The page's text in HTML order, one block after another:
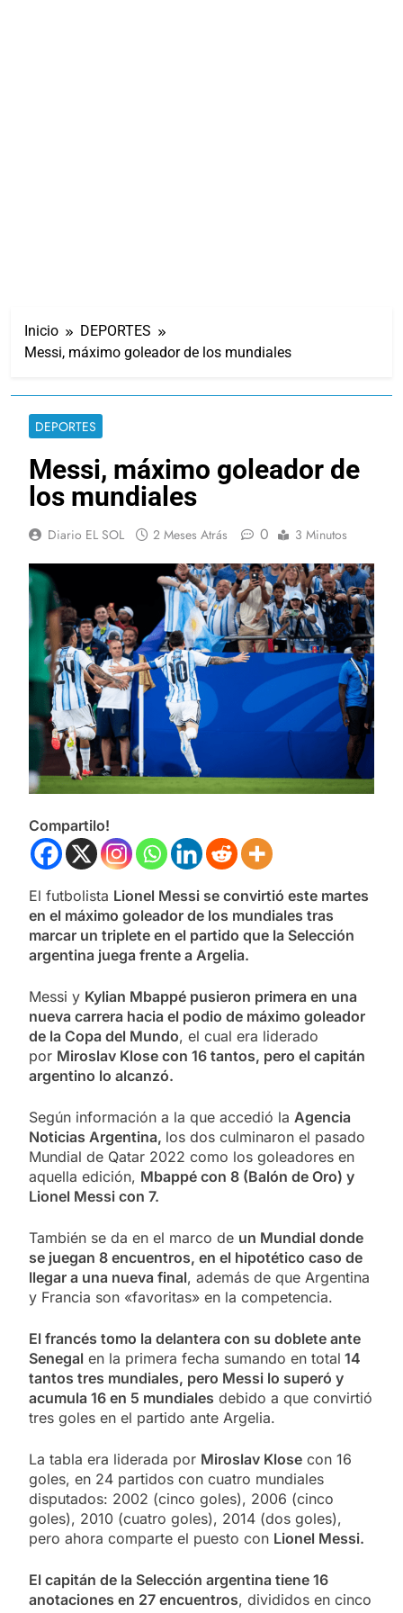
Inicio
DEPORTES
Messi, máximo goleador de los mundiales
DEPORTES
Messi, máximo goleador de
los mundiales
Diario EL SOL 2 Meses Atrás 0 3 Minutos
Compartilo!
El futbolista Lionel Messi se convirtió este martes
en el máximo goleador de los mundiales tras
marcar un triplete en el partido que la Selección
argentina juega frente a Argelia.
Messi y Kylian Mbappé pusieron primera en una
nueva carrera hacia el podio de máximo goleador
de la Copa del Mundo, el cual era liderado
por Miroslav Klose con 16 tantos, pero el capitán
argentino lo alcanzó.
Según información a la que accedió la Agencia
Noticias Argentina, los dos culminaron el pasado
Mundial de Qatar 2022 como los goleadores en
aquella edición, Mbappé con 8 (Balón de Oro) y
Lionel Messi con 7.
También se da en el marco de un Mundial donde
se juegan 8 encuentros, en el hipotético caso de
llegar a una nueva final, además de que Argentina
y Francia son «favoritas» en la competencia.
El francés tomo la delantera con su doblete ante
Senegal en la primera fecha sumando en total 14
tantos tres mundiales, pero Messi lo superó y
acumula 16 en 5 mundiales debido a que convirtió
tres goles en el partido ante Argelia.
La tabla era liderada por Miroslav Klose con 16
goles, en 24 partidos con cuatro mundiales
disputados: 2002 (cinco goles), 2006 (cinco
goles), 2010 (cuatro goles), 2014 (dos goles),
pero ahora comparte el puesto con Lionel Messi.
El capitán de la Selección argentina tiene 16
anotaciones en 27 encuentros, divididos en cinco